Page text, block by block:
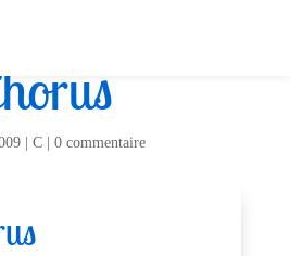
| C| 0 commentaire